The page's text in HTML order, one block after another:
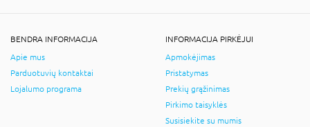
BENDRA INFORMACIJA
Apie mus
Parduotuvių kontaktai
Lojalumo programa
INFORMACIJA PIRKĖJUI
Apmokėjimas
Pristatymas
Prekių grąžinimas
Pirkimo taisyklės
Susisiekite su mumis